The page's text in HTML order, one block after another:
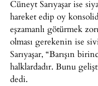
Cüneyt Sarıyaşar ise
hareket edip oy
eşzamanlı götürmek
olması gerekenin ise
Sarıyaşar, “Barışın
halklardadır. Bunu
dedi.